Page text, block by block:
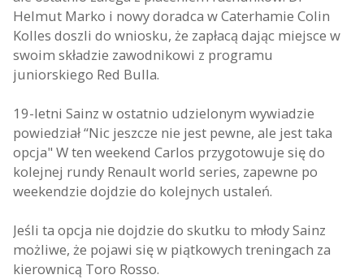
Helmut Marko i nowy doradca w Caterhamie Colin
Kolles doszli do wniosku, że zapłacą dając miejsce w
swoim składzie zawodnikowi z programu
juniorskiego Red Bulla.
19-letni Sainz w ostatnio udzielonym wywiadzie
powiedział “Nic jeszcze nie jest pewne, ale jest taka
opcja" W ten weekend Carlos przygotowuje się do
kolejnej rundy Renault world series, zapewne po
weekendzie dojdzie do kolejnych ustaleń.
Jeśli ta opcja nie dojdzie do skutku to młody Sainz
możliwe, że pojawi się w piątkowych treningach za
kierownicą Toro Rosso.